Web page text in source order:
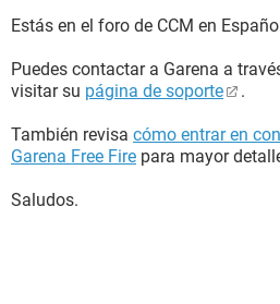
Estás en el foro de CCM en
Puedes contactar a Garena a
visitar su página de soporte .
También revisa cómo entrar en
Garena Free Fire para mayor
Saludos.